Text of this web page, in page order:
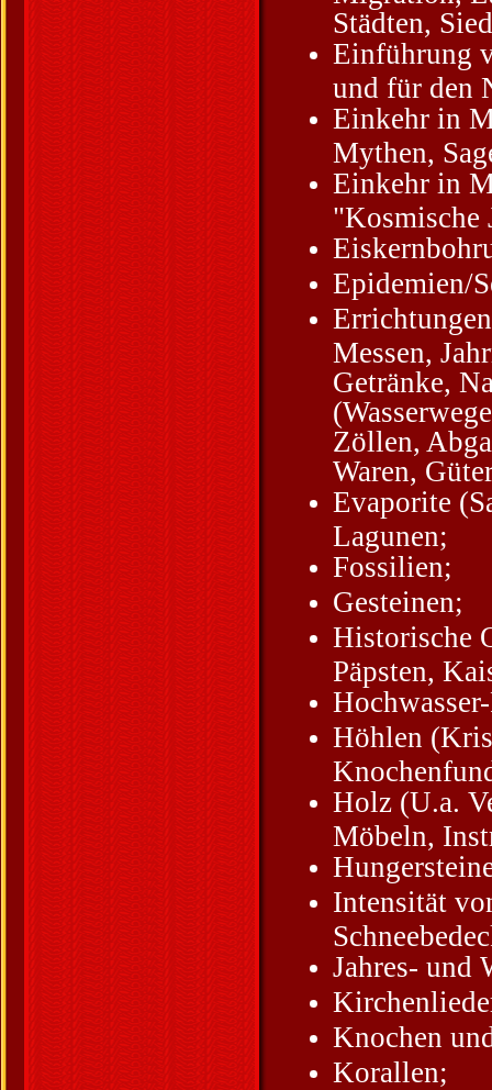
Städten,
Einführung
und für den
Einkehr in
Mythen,
Einkehr in
"Kosmische
Epidemien/
Messen,
Getränke,
Zöllen,
Waren,
Evaporite
Lagunen;
Fossilien;
Gesteinen;
Historische
Päpsten,
Höhlen
Holz (U.a.
Möbeln,
Intensität
Jahres- und
Knochen
Korallen;